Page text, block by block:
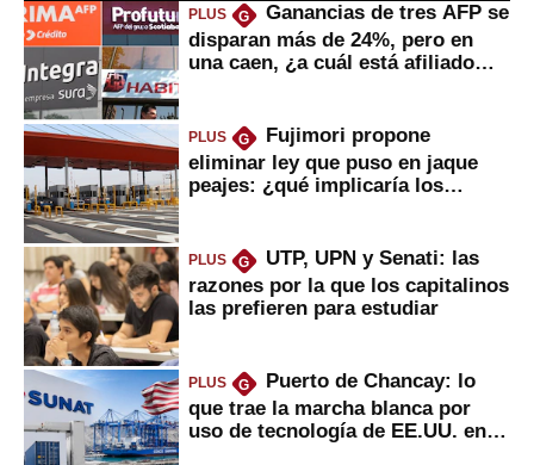
PLUS G
Ganancias de tres AFP se
disparan más de 24%, pero en
una caen, ¿a cuál está afiliado
PLUS G
Fujimori propone
eliminar ley que puso en jaque
peajes: ¿qué implicaría los
PLUS G
UTP, UPN y Senati: las
razones por la que los capitalinos
las prefieren para estudiar
PLUS G
Puerto de Chancay: lo
que trae la marcha blanca por
uso de tecnología de EE.UU. en